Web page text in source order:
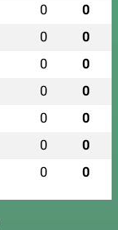
0 0
0 0
0 0
0 0
0 0
0 0
0 0